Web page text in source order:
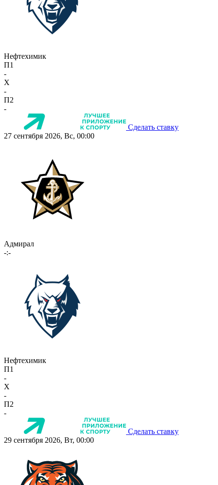
Нефтехимик
П1
-
X
-
П2
-
Сделать ставку
27 сентября 2026, Вс, 00:00
Адмирал
-:-
Нефтехимик
П1
-
X
-
П2
-
Сделать ставку
29 сентября 2026, Вт, 00:00